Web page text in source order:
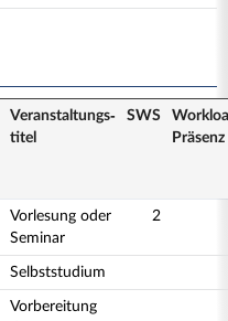
Veranstaltungs­
titel
SWS
Präsenz
Vorlesung oder
Seminar
2
Selbststudium
Vorbereitung